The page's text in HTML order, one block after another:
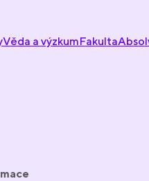
Věda a výzkumFakulta